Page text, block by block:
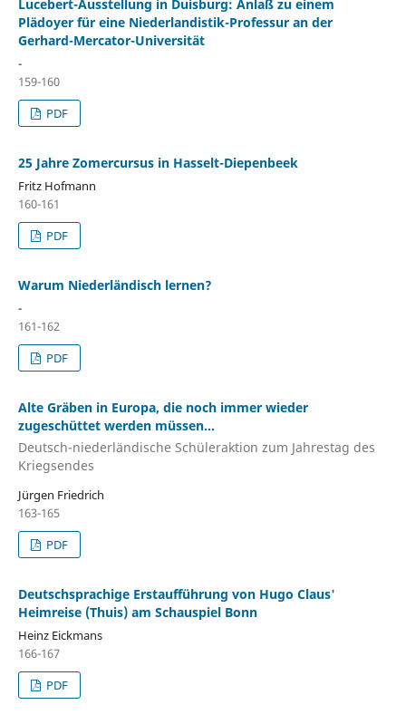
Lucebert-Ausstellung in Duisburg: Anlaß zu einem
Plädoyer für eine Niederlandistik-Professur an der
Gerhard-Mercator-Universität
-
159-160
PDF
25 Jahre Zomercursus in Hasselt-Diepenbeek
Fritz Hofmann
160-161
PDF
Warum Niederländisch lernen?
-
161-162
PDF
Alte Gräben in Europa, die noch immer wieder
zugeschüttet werden müssen...
Deutsch-niederländische Schüleraktion zum Jahrestag des
Kriegsendes
Jürgen Friedrich
163-165
PDF
Deutschsprachige Erstaufführung von Hugo Claus'
Heimreise (Thuis) am Schauspiel Bonn
Heinz Eickmans
166-167
PDF